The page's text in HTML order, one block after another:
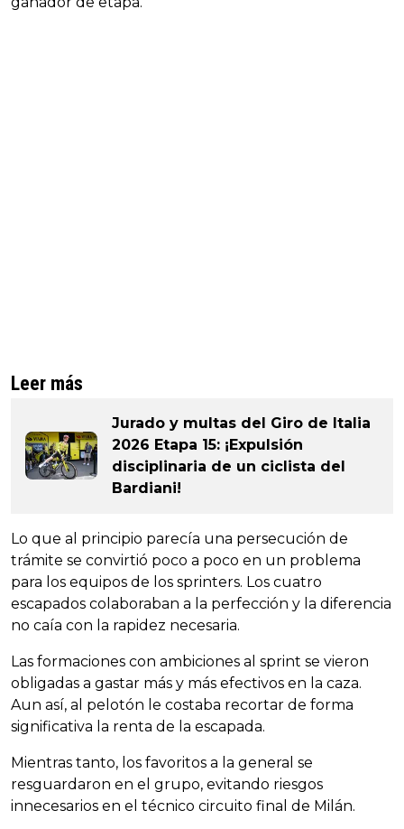
Leer más
Jurado y multas del Giro de Italia
2026 Etapa 15: ¡Expulsión
disciplinaria de un ciclista del
Bardiani!
Lo que al principio parecía una persecución de
trámite se convirtió poco a poco en un problema
para los equipos de los sprinters. Los cuatro
escapados colaboraban a la perfección y la diferencia
no caía con la rapidez necesaria.
Las formaciones con ambiciones al sprint se vieron
obligadas a gastar más y más efectivos en la caza.
Aun así, al pelotón le costaba recortar de forma
significativa la renta de la escapada.
Mientras tanto, los favoritos a la general se
resguardaron en el grupo, evitando riesgos
innecesarios en el técnico circuito final de Milán.